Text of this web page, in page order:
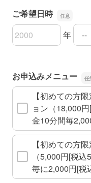
ご希望日時
ご希望日時の年
年
ご希望日時の月
ご希望日時の日
お申込みメニュー
【初めての方
ョン（18,000
金10分間毎
【初めての方
（5,000円[税
毎に2,000円[税